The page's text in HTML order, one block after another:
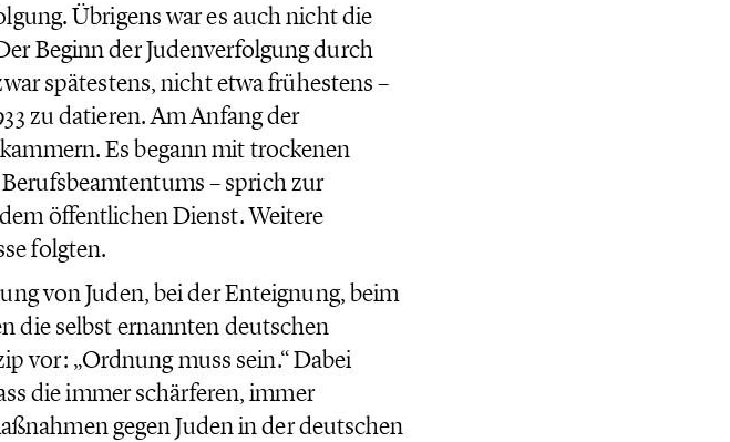
Übrigens war es auch nicht die
Beginn der Judenverfolgung durch
spätestens, nicht etwa frühestens –
zu datieren. Am Anfang der
Es begann mit trockenen
– sprich zur
öffentlichen Dienst. Weitere
folgten.
von Juden, bei der Enteignung, beim
die selbst ernannten deutschen
vor: „Ordnung muss sein.“ Dabei
die immer schärferen, immer
gegen Juden in der deutschen